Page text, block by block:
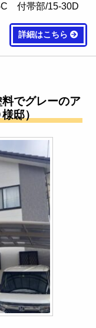
付帯部/15-30D
詳細はこちら
料でグレーのア
邸）